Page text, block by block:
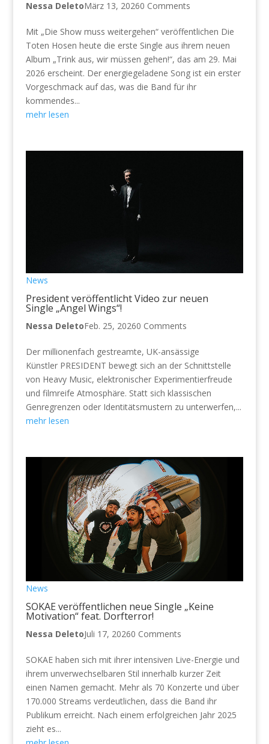
Nessa DeletoMärz 13, 20260 Comments
Mit „Die Show muss weitergehen“ veröffentlichen Die
Toten Hosen heute die erste Single aus ihrem neuen
Album „Trink aus, wir müssen gehen!“, das am 29. Mai
2026 erscheint. Der energiegeladene Song ist ein erster
Vorgeschmack auf das, was die Band für ihr
kommendes...
mehr lesen
News
President veröffentlicht Video zur neuen
Single „Angel Wings“!
Nessa DeletoFeb. 25, 20260 Comments
Der millionenfach gestreamte, UK-ansässige
Künstler PRESIDENT bewegt sich an der Schnittstelle
von Heavy Music, elektronischer Experimentierfreude
und filmreife Atmosphäre. Statt sich klassischen
Genregrenzen oder Identitätsmustern zu unterwerfen,...
mehr lesen
News
SOKAE veröffentlichen neue Single „Keine
Motivation“ feat. Dorfterror!
Nessa DeletoJuli 17, 20260 Comments
SOKAE haben sich mit ihrer intensiven Live-Energie und
ihrem unverwechselbaren Stil innerhalb kurzer Zeit
einen Namen gemacht. Mehr als 70 Konzerte und über
170.000 Streams verdeutlichen, dass die Band ihr
Publikum erreicht. Nach einem erfolgreichen Jahr 2025
zieht es...